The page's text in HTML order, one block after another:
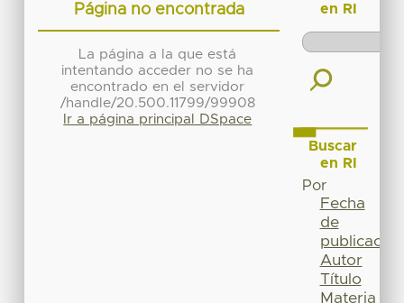
Página no encontrada
La página a la que está
intentando acceder no se ha
encontrado en el servidor
/handle/20.500.11799/99908
Ir a página principal DSpace
en RI
Buscar
en RI
Por
Fecha
de
publicación
Autor
Título
Materia